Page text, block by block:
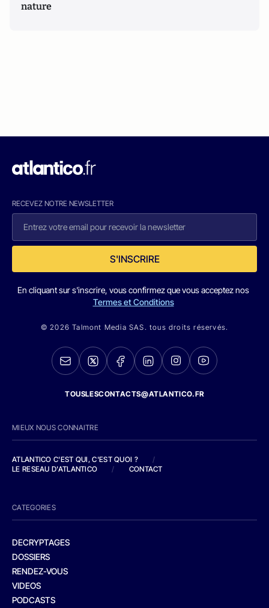
nature
RECEVEZ NOTRE NEWSLETTER
S'INSCRIRE
En cliquant sur s'inscrire, vous confirmez que vous acceptez nos
Termes et Conditions
© 2026 Talmont Media SAS. tous droits réservés.
TOUSLESCONTACTS@ATLANTICO.FR
MIEUX NOUS CONNAITRE
ATLANTICO C'EST QUI, C'EST QUOI ?
/
LE RESEAU D'ATLANTICO
/ CONTACT
CATEGORIES
DECRYPTAGES
DOSSIERS
RENDEZ-VOUS
VIDEOS
PODCASTS